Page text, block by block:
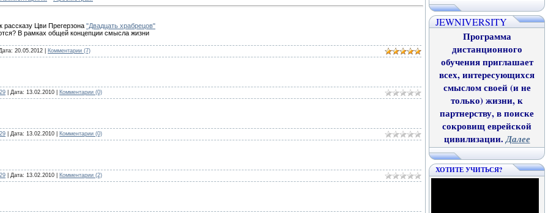
Цви Прегерзона "Двадцать храбрецов"
В рамках общей концепции смысла жизни
20.05.2012 Комментарии (7)
| Дата: 13.02.2010 Комментарии (0)
| Дата: 13.02.2010 Комментарии (0)
| Дата: 13.02.2010 Комментарии (2)
JEWNIVERSITY
Программа
дистанционного
обучения приглашает
всех, интересующихся
смыслом своей (и не
только) жизни, к
партнерству, в поиске
сокровищ еврейской
цивилизации.Далее
ХОТИТЕ УЧИТЬСЯ?